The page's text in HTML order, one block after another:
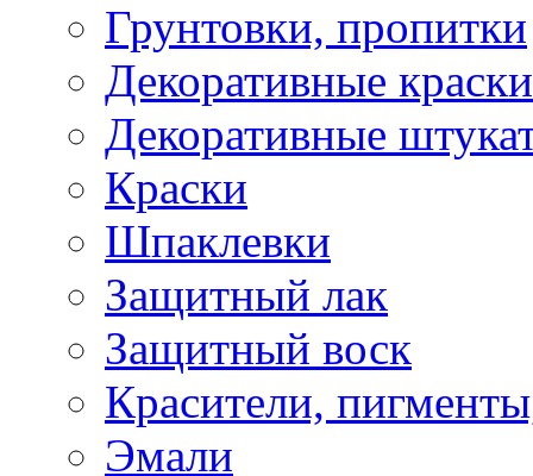
Грунтовки, пропитки
Декоративные краски
Декоративные
Краски
Шпаклевки
Защитный лак
Защитный воск
Красители,
Эмали